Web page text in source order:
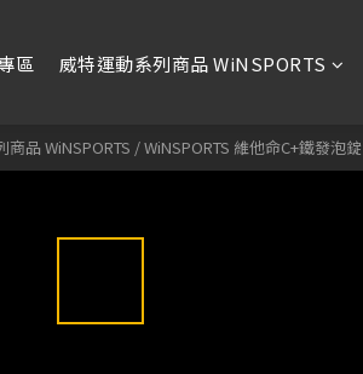
區 威特運動系列商品 WiNSPORTS
商品 WiNSPORTS /WiNSPORTS 維他命C+鐵發泡錠